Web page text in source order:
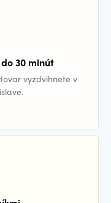
30 minút
vyzdvihnete v